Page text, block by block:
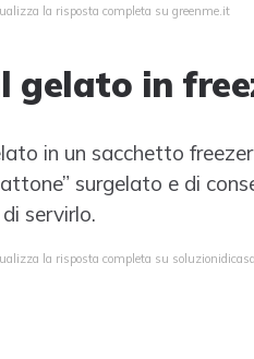
la risposta completa su greenme.it
gelato in
in un sacchetto freezer
surgelato e di
servirlo.
la risposta completa su